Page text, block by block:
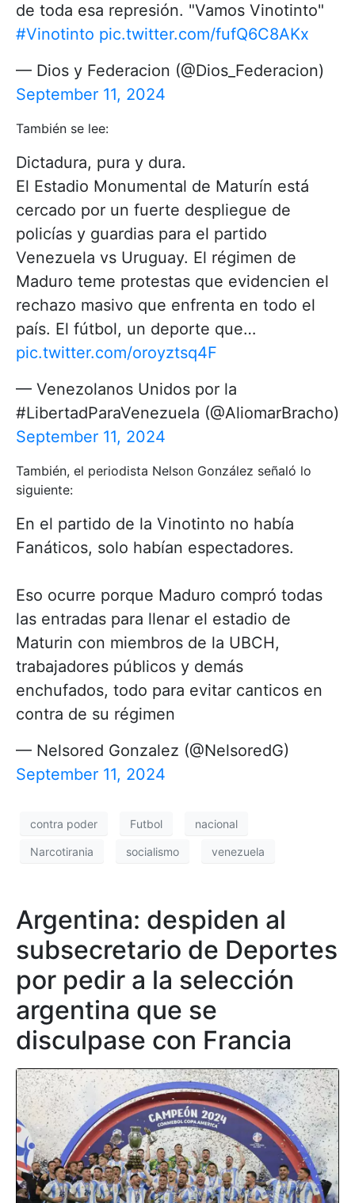
de toda esa represión. "Vamos Vinotinto"
#Vinotinto pic.twitter.com/fufQ6C8AKx
— Dios y Federacion (@Dios_Federacion)
September 11, 2024
También se lee:
Dictadura, pura y dura.
El Estadio Monumental de Maturín está
cercado por un fuerte despliegue de
policías y guardias para el partido
Venezuela vs Uruguay. El régimen de
Maduro teme protestas que evidencien el
rechazo masivo que enfrenta en todo el
país. El fútbol, un deporte que…
pic.twitter.com/oroyztsq4F
— Venezolanos Unidos por la
#LibertadParaVenezuela (@AliomarBracho)
September 11, 2024
También, el periodista Nelson González señaló lo
siguiente:
En el partido de la Vinotinto no había
Fanáticos, solo habían espectadores.
Eso ocurre porque Maduro compró todas
las entradas para llenar el estadio de
Maturin con miembros de la UBCH,
trabajadores públicos y demás
enchufados, todo para evitar canticos en
contra de su régimen
— Nelsored Gonzalez (@NelsoredG)
September 11, 2024
contra poder Futbol nacional
Narcotirania socialismo venezuela
Argentina: despiden al
subsecretario de Deportes
por pedir a la selección
argentina que se
disculpase con Francia